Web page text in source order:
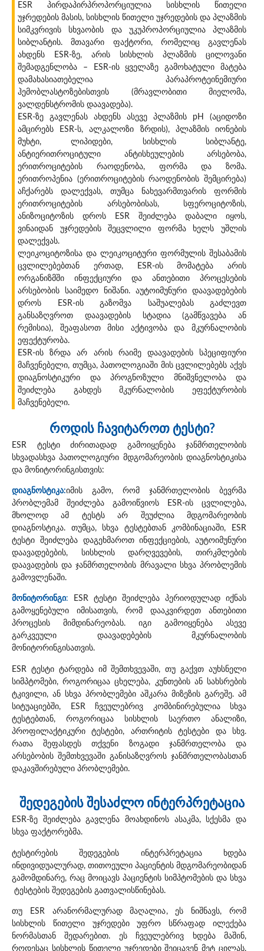
ESR პირდაპირპროპორციულია სისხლის წითელი
უჯრედების მასის, სისხლის წითელი უჯრედების და პლაზმის
სიმკვრივის სხვაობის და უკუპროპორციულია პლაზმის
სიბლანტის. მთავარი ფაქტორი, რომელიც გავლენას
ახდენს ESR-ზე, არის სისხლის პლაზმის ცილოვანი
შემადგენლობა – ESR-ის ყველაზე გამოხატული მატება
დამახასიათებელია პარაპროტეინემიური
ჰემობლასტოზებისთვის (მრავლობითი მიელომა,
ვალდენსტრომის დაავადება).
ESR-ზე გავლენას ახდენს ასევე პლაზმის pH (აციდოზი
ამცირებს ESR-ს, ალკალოზი ზრდის), პლაზმის იონების
მუხტი, ლიპიდები, სისხლის სიბლანტე,
ანტიერითროციტული ანტისხეულების არსებობა,
ერითროციტების რაოდენობა, ფორმა და ზომა.
ერითროპენია (ერითროციტების რაოდენობის შემცირება)
აჩქარებს დალექვას, თუმცა ნახევარმთვარის ფორმის
ერითროციტების არსებობისას, სფეროციტოზის,
ანიზოციტოზის დროს ESR შეიძლება დაბალი იყოს,
ვინაიდან უჯრედების შეცვლილი ფორმა ხელს უშლის
დალექვას.
ლეიკოციტოზისა და ლეიკოციტური ფორმულის შესაბამის
ცვლილებებთან ერთად, ESR-ის მომატება არის
ორგანიზმში ინფექციური და ანთებითი პროცესების
არსებობის საიმედო ნიშანი. აუტოიმუნური დაავადებების
დროს ESR-ის გაზომვა საშუალებას გაძლევთ
განსაზღვროთ დაავადების სტადია (გამწვავება ან
რემისია), შეაფასოთ მისი აქტივობა და მკურნალობის
ეფექტურობა.
ESR-ის ზრდა არ არის რაიმე დაავადების სპეციფიური
მაჩვენებელი, თუმცა, პათოლოგიაში მის ცვლილებებს აქვს
დიაგნოსტიკური და პროგნოზული მნიშვნელობა და
შეიძლება გახდეს მკურნალობის ეფექტურობის
მაჩვენებელი.
როდის ჩავიტაროთ ტესტი?
ESR ტესტი ძირითადად გამოიყენება ჯანმრთელობის
სხვადასხვა პათოლოგიური მდგომარეობის დიაგნოსტიკისა
და მონიტორინგისთვის:
დიაგნოსტიკა:იმის გამო, რომ ჯანმრთელობის ბევრმა
პრობლემამ შეიძლება გამოიწვიოს ESR-ის ცვლილება,
მხოლოდ ამ ტესტს არ შეუძლია მდგომარეობის
დიაგნოსტიკა. თუმცა, სხვა ტესტებთან კომბინაციაში, ESR
ტესტი შეიძლება დაგეხმაროთ ინფექციების, აუტოიმუნური
დაავადებების, სისხლის დარღვევების, თირკმლების
დაავადების და ჯანმრთელობის მრავალი სხვა პრობლემის
გამოვლენაში.
მონიტორინგი: ESR ტესტი შეიძლება პერიოდულად იქნას
გამოყენებული იმისათვის, რომ დააკვირდეთ ანთებითი
პროცესის მიმდინარეობას. იგი გამოიყენება ასევე
გარკვეული დაავადებების მკურნალობის
მონიტორინგისათვის.
ESR ტესტი ტარდება იმ შემთხვევაში, თუ გაქვთ აუხსნელი
სიმპტომები, როგორიცაა ცხელება, კუნთების ან სახსრების
ტკივილი, ან სხვა პრობლემები აშკარა მიზეზის გარეშე. ამ
სიტუაციებში, ESR ჩვეულებრივ კომბინირებულია სხვა
ტესტებთან, როგორიცაა სისხლის საერთო ანალიზი,
პროფილაქტიკური ტესტები, ართრიტის ტესტები და სხვ.
რათა შეფასდეს თქვენი ზოგადი ჯანმრთელობა და
არსებობის შემთხვევაში განისაზღვროს ჯანმრთელობასთან
დაკავშირებული პრობლემები.
შედეგების შესაძლო ინტერპრეტაცია
ESR-ზე შეიძლება გავლენა მოახდინოს ასაკმა, სქესმა და
სხვა ფაქტორებმა.
ტესტირების შედეგების ინტერპრეტაცია ხდება
ინდივიდუალურად, თითოეული პაციენტის მდგომარეობიდან
გამომდინარე, რაც მოიცავს პაციენტის სიმპტომების და სხვა
ტესტების შედეგების გათვალისწინებას.
თუ ESR არანორმალურად მაღალია, ეს ნიშნავს, რომ
სისხლის წითელი უჯრედები უფრო სწრაფად ილექება
ნორმასთან შედარებით. ეს ჩვეულებრივ ხდება მაშინ,
როდესაც სისხლის წითელი უჯრედები შეიცავენ მეტ ცილას,